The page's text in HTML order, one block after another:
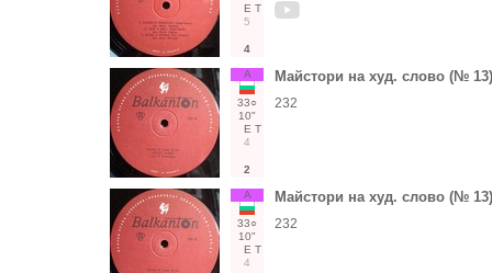
Е Т
5
4
А
33○
10"
Е Т
4
2
Майстори на худ. слово (№
232
А
33○
10"
Е Т
4
Майстори на худ. слово (№
232